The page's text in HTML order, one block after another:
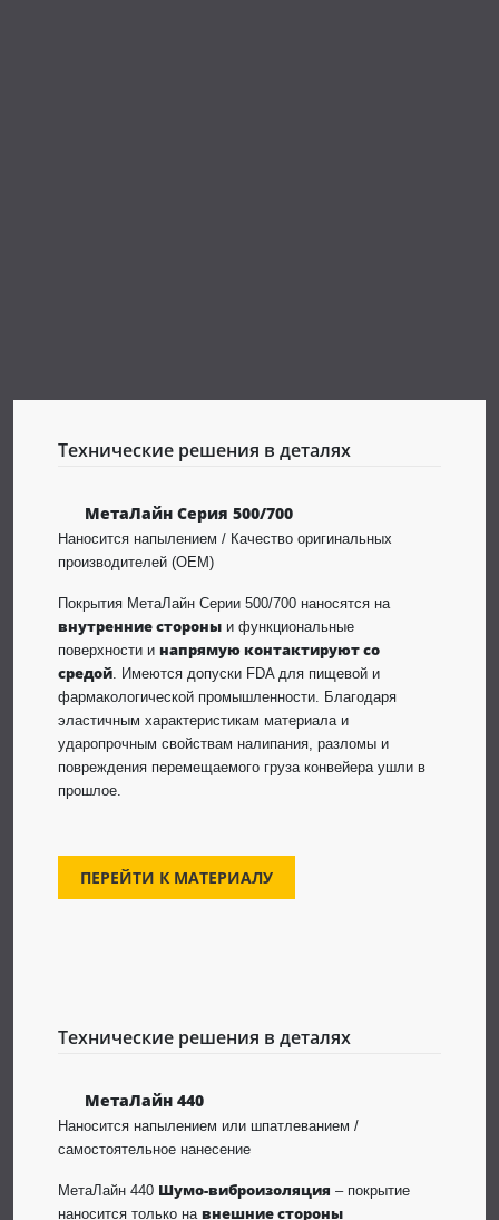
Технические решения в деталях
МетаЛайн Серия 500/700
Наносится напылением / Качество оригинальных
производителей (OEM)
Покрытия МетаЛайн Серии 500/700 наносятся на
внутренние стороны и функциональные
поверхности и напрямую контактируют со
средой. Имеются допуски FDA для пищевой и
фармакологической промышленности. Благодаря
эластичным характеристикам материала и
ударопрочным свойствам налипания, разломы и
повреждения перемещаемого груза конвейера ушли в
прошлое.
ПЕРЕЙТИ К МАТЕРИАЛУ
Технические решения в деталях
МетаЛайн 440
Наносится напылением или шпатлеванием /
самостоятельное нанесение
MетаЛайн 440 Шумо-виброизоляция – покрытие
наносится только на внешние стороны